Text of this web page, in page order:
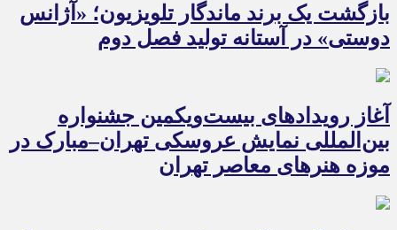
بازگشت یک برند ماندگار تلویزیون؛ «آژانس
دوستی» در آستانه تولید فصل دوم
آغاز رویدادهای بیست‌ویکمین جشنواره
بین‌المللی نمایش عروسکی تهران–مبارک در
موزه هنرهای معاصر تهران